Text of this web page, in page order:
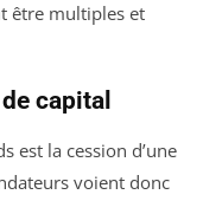
être multiples et
capital
est la cession d’une
voient donc